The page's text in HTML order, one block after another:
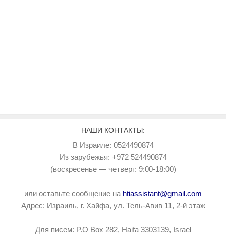
НАШИ КОНТАКТЫ:
В Израиле: 0524490874
Из зарубежья: +972 524490874
(воскресенье — четверг: 9:00-18:00)
или оставьте сообщение на htiassistant@gmail.com
Адрес: Израиль, г. Хайфа, ул. Тель-Авив 11, 2-й этаж
Для писем: P.O Box 282, Haifa 3303139, Israel